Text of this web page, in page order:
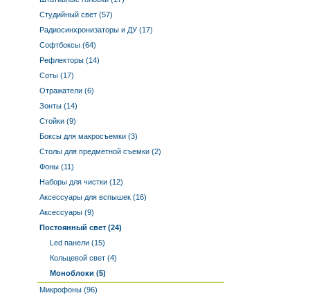
Студийный свет (57)
Радиосинхронизаторы и ДУ (17)
Софтбоксы (64)
Рефлекторы (14)
Соты (17)
Отражатели (6)
Зонты (14)
Стойки (9)
Боксы для макросъемки (3)
Столы для предметной съемки (2)
Фоны (11)
Наборы для чистки (12)
Аксессуары для вспышек (16)
Аксессуары (9)
Постоянный свет (24)
Led панели (15)
Кольцевой свет (4)
Моноблоки (5)
Микрофоны (96)